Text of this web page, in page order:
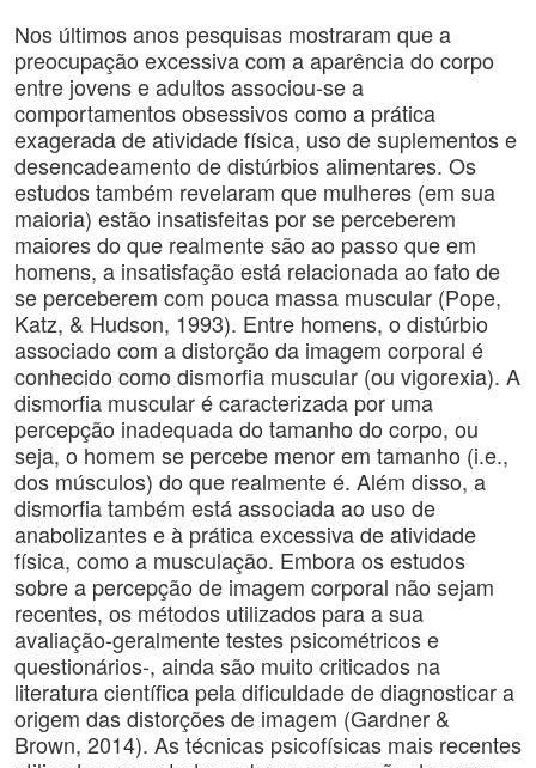
Nos últimos anos pesquisas mostraram que a
preocupação excessiva com a aparência do corpo
entre jovens e adultos associou-se a
comportamentos obsessivos como a prática
exagerada de atividade física, uso de suplementos e
desencadeamento de distúrbios alimentares. Os
estudos também revelaram que mulheres (em sua
maioria) estão insatisfeitas por se perceberem
maiores do que realmente são ao passo que em
homens, a insatisfação está relacionada ao fato de
se perceberem com pouca massa muscular (Pope,
Katz, & Hudson, 1993). Entre homens, o distúrbio
associado com a distorção da imagem corporal é
conhecido como dismorfia muscular (ou vigorexia). A
dismorfia muscular é caracterizada por uma
percepção inadequada do tamanho do corpo, ou
seja, o homem se percebe menor em tamanho (i.e.,
dos músculos) do que realmente é. Além disso, a
dismorfia também está associada ao uso de
anabolizantes e à prática excessiva de atividade
física, como a musculação. Embora os estudos
sobre a percepção de imagem corporal não sejam
recentes, os métodos utilizados para a sua
avaliação-geralmente testes psicométricos e
questionários-, ainda são muito criticados na
literatura científica pela dificuldade de diagnosticar a
origem das distorções de imagem (Gardner &
Brown, 2014). As técnicas psicofísicas mais recentes